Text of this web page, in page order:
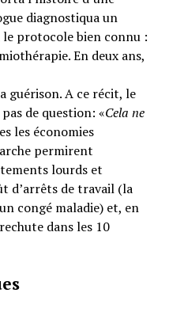
diagnostiqua un
protocole bien connu :
En deux ans,
guérison. A ce récit, le
de question: «Cela ne
les économies
permirent
lourds et
d’arrêts de travail (la
congé maladie) et, en
dans les 10